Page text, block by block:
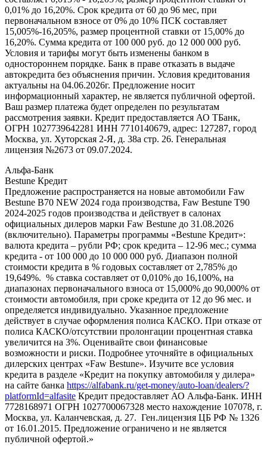
0,01% до 16,20%. Срок кредита от 60 до 96 мес, при
первоначальном взносе от 0% до 10% ПСК составляет
15,005%-16,205%, размер процентной ставки от 15,00% до
16,20%. Сумма кредита от 100 000 руб. до 12 000 000 руб.
Условия и тарифы могут быть изменены банком в
одностороннем порядке. Банк в праве отказать в выдаче
автокредита без объяснения причин. Условия кредитования
актуальны на 04.06.2026г. Предложение носит
информационный характер, не является публичной офертой.
Ваш размер платежа будет определен по результатам
рассмотрения заявки. Кредит предоставляется АО ТБанк,
ОГРН 1027739642281 ИНН 7710140679, адрес: 127287, город
Москва, ул. Хуторская 2-Я, д. 38а стр. 26. Генеральная
лицензия №2673 от 09.07.2024.
Альфа-Банк
Bestune Кредит
Предложение распространяется на новые автомобили Faw
Bestune B70 NEW 2024 года производства, Faw Bestune T90
2024-2025 годов производства и действует в салонах
официальных дилеров марки Faw Bestune до 31.08.2026
(включительно). Параметры программы «Bestune Кредит»:
валюта кредита – рубли РФ; срок кредита – 12-96 мес.; сумма
кредита - от 100 000 до 10 000 000 руб. Диапазон полной
стоимости кредита в % годовых составляет от 2,785% до
19,649%. % ставка составляет от 0,010% до 16,100%, на
диапазонах первоначального взноса от 15,000% до 90,000% от
стоимости автомобиля, при сроке кредита от 12 до 96 мес. и
определяется индивидуально. Указанное предложение
действует в случае оформления полиса КАСКО. При отказе от
полиса КАСКО/отсутствии пролонгации процентная ставка
увеличится на 3%. Оценивайте свои финансовые
возможности и риски. Подробнее уточняйте в официальных
дилерских центрах «Faw Bestune». Изучите все условия
кредита в разделе «Кредит на покупку автомобиля у дилера»
на сайте банка https://alfabank.ru/get-money/auto-loan/dealers/?
platformId=alfasite Кредит предоставляет АО Альфа-Банк. ИНН
7728168971 ОГРН 1027700067328 место нахождение 107078, г.
Москва, ул. Каланчевская, д. 27. Ген.лицензия ЦБ РФ № 1326
от 16.01.2015. Предложение ограничено и не является
публичной офертой.»